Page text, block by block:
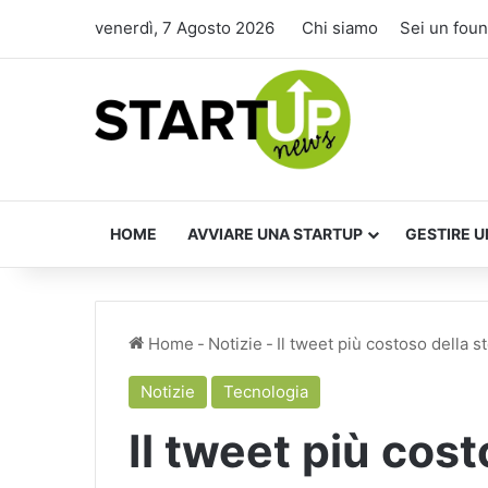
venerdì, 7 Agosto 2026 Chi siamo Sei un
HOME AVVIARE UNA STARTUP GESTIRE
Home - Notizie - Il tweet più costoso della
Notizie Tecnologia
Il tweet più